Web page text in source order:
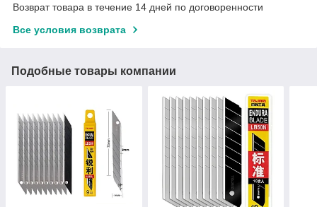
Возврат товара в течение 14 дней по договоренности
Все условия возврата
Подобные товары компании